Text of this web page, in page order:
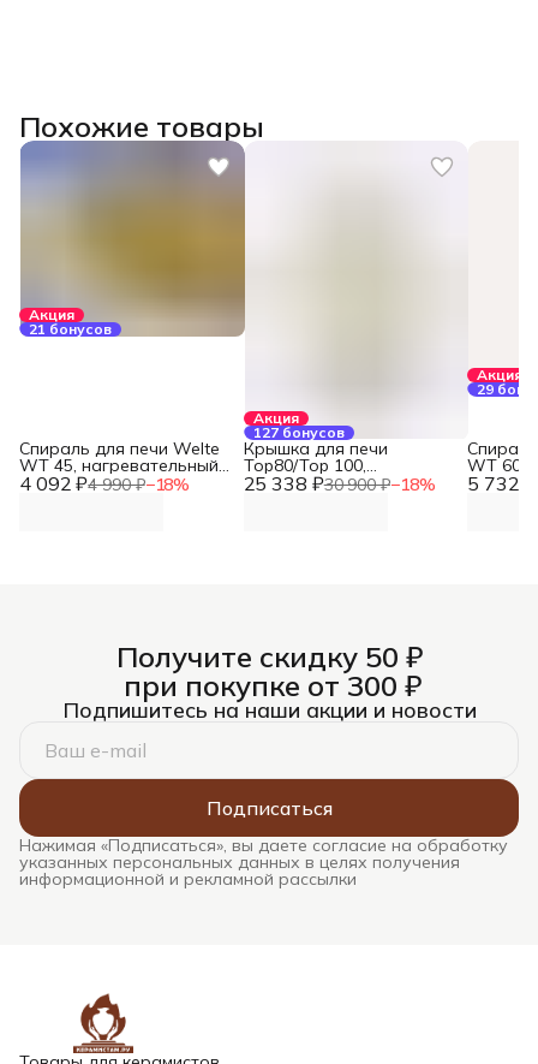
Похожие товары
Акция
21 бонусов
4 092 ₽4 990 ₽−18%
Спираль для печи Welte
WT 45, нагревательный
элемент
Акция
127 бонусов
25 338 ₽30 900 ₽−18%
Крышка для печи
Top80/Top 100,
Nabertherm
Акция
29
5 732 ₽
WT 60,
Получите скидку 50 ₽
при покупке от 300 ₽
Подпишитесь на наши акции и новости
Подписаться
Нажимая «Подписаться», вы даете согласие на обработку
указанных персональных данных в целях получения
информационной и рекламной рассылки